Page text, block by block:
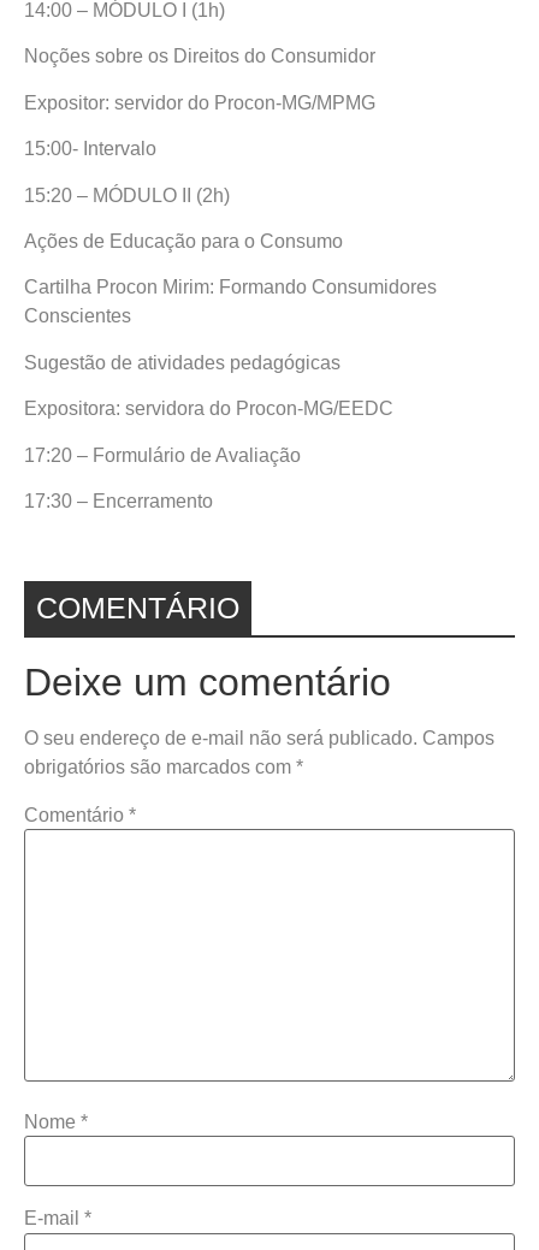
14:00 – MÓDULO I (1h)
Noções sobre os Direitos do Consumidor
Expositor: servidor do Procon-MG/MPMG
15:00- Intervalo
15:20 – MÓDULO II (2h)
Ações de Educação para o Consumo
Cartilha Procon Mirim: Formando Consumidores
Conscientes
Sugestão de atividades pedagógicas
Expositora: servidora do Procon-MG/EEDC
17:20 – Formulário de Avaliação
17:30 – Encerramento
COMENTÁRIO
Deixe um comentário
O seu endereço de e-mail não será publicado. Campos
obrigatórios são marcados com *
Comentário *
Nome *
E-mail *